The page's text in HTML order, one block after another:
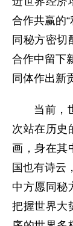
合作共赢的
同秘方密切
合作中留下
同体作出新
当前，
次站在历史
画，身在其
国也有诗云
中方愿同秘
把握世界大